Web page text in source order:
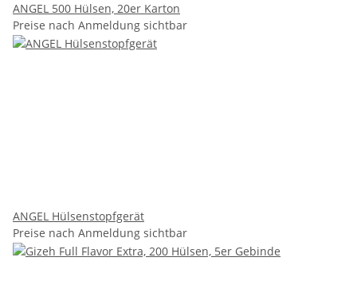
ANGEL 500 Hülsen, 20er Karton
Preise nach Anmeldung sichtbar
ANGEL Hülsenstopfgerät
Preise nach Anmeldung sichtbar